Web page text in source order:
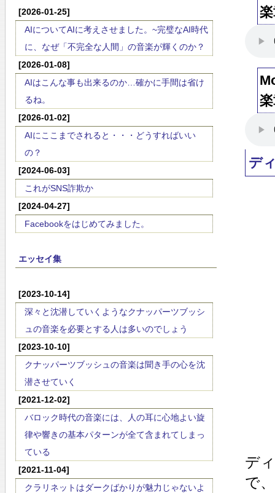
[2026-01-25]
AIについてAIに考えさせました。~完璧なAI時代
に、なぜ「不完全な人間」の音楽が輝くのか？
[2026-01-08]
AIはこんな事も出来るのか…確かに手間は省け
るね。
[2026-01-02]
AIにここまでされると・・・どうすればいい
の？
[2024-06-03]
これがSNS詐欺か
[2024-04-27]
Facebookをはじめてみました。
エッセイ集
[2023-10-14]
深々と沈潜していくようなクナッパーツブッシ
ュの音楽を必要とする人は多いのでしょう
[2023-10-10]
クナッパーツブッシュの音楽は聞き手の心を沈
潜させていく
[2021-12-02]
バロック時代の音楽には、人の耳に心地よい旋
律や響きの基本パターンが全て含まれてしまっ
ている
[2021-11-04]
クラリネットはダークばかりが魅力じゃないよ
デ
デ
で